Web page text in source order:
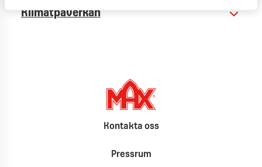
Klimatpåverkan
Kontakta oss
Pressrum